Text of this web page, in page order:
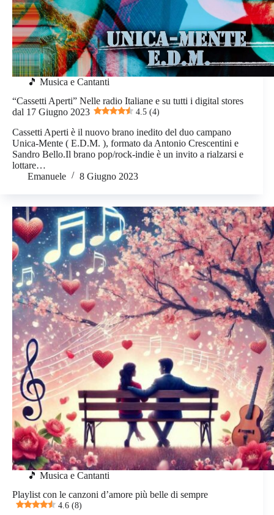
🎵 Musica e Cantanti
“Cassetti Aperti” Nelle radio Italiane e su tutti i digital stores
dal 17 Giugno 2023
4.5 (4)
Cassetti Aperti è il nuovo brano inedito del duo campano
Unica-Mente ( E.D.M. ), formato da Antonio Crescentini e
Sandro Bello.Il brano pop/rock-indie è un invito a rialzarsi e
lottare…
Emanuele
8 Giugno 2023
🎵 Musica e Cantanti
Playlist con le canzoni d’amore più belle di sempre
4.6 (8)